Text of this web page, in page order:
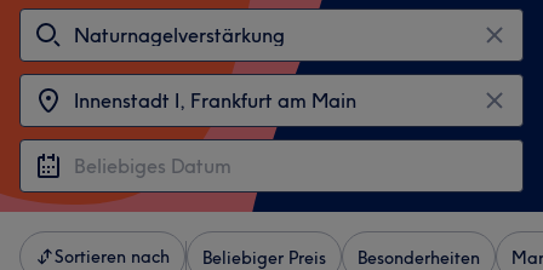
Sortieren nach Beliebiger Preis Besonderheiten